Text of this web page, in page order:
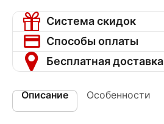
Система скидок
Способы оплаты
Бесплатная доставка
Описание Особенности